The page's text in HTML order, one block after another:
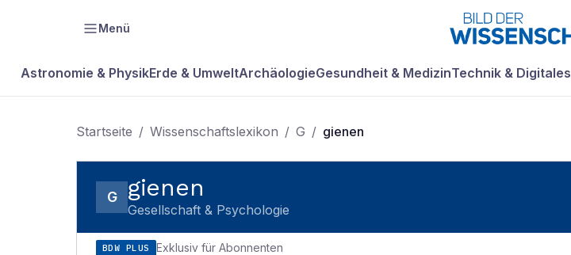
Menü
Astronomie & PhysikErde & UmweltArchäologieGesundheit & MedizinTechnik & Digitales
Startseite / Wissenschaftslexikon / G / gienen
G gienen
Gesellschaft & Psychologie
BDW PLUS Exklusiv für Abonnenten